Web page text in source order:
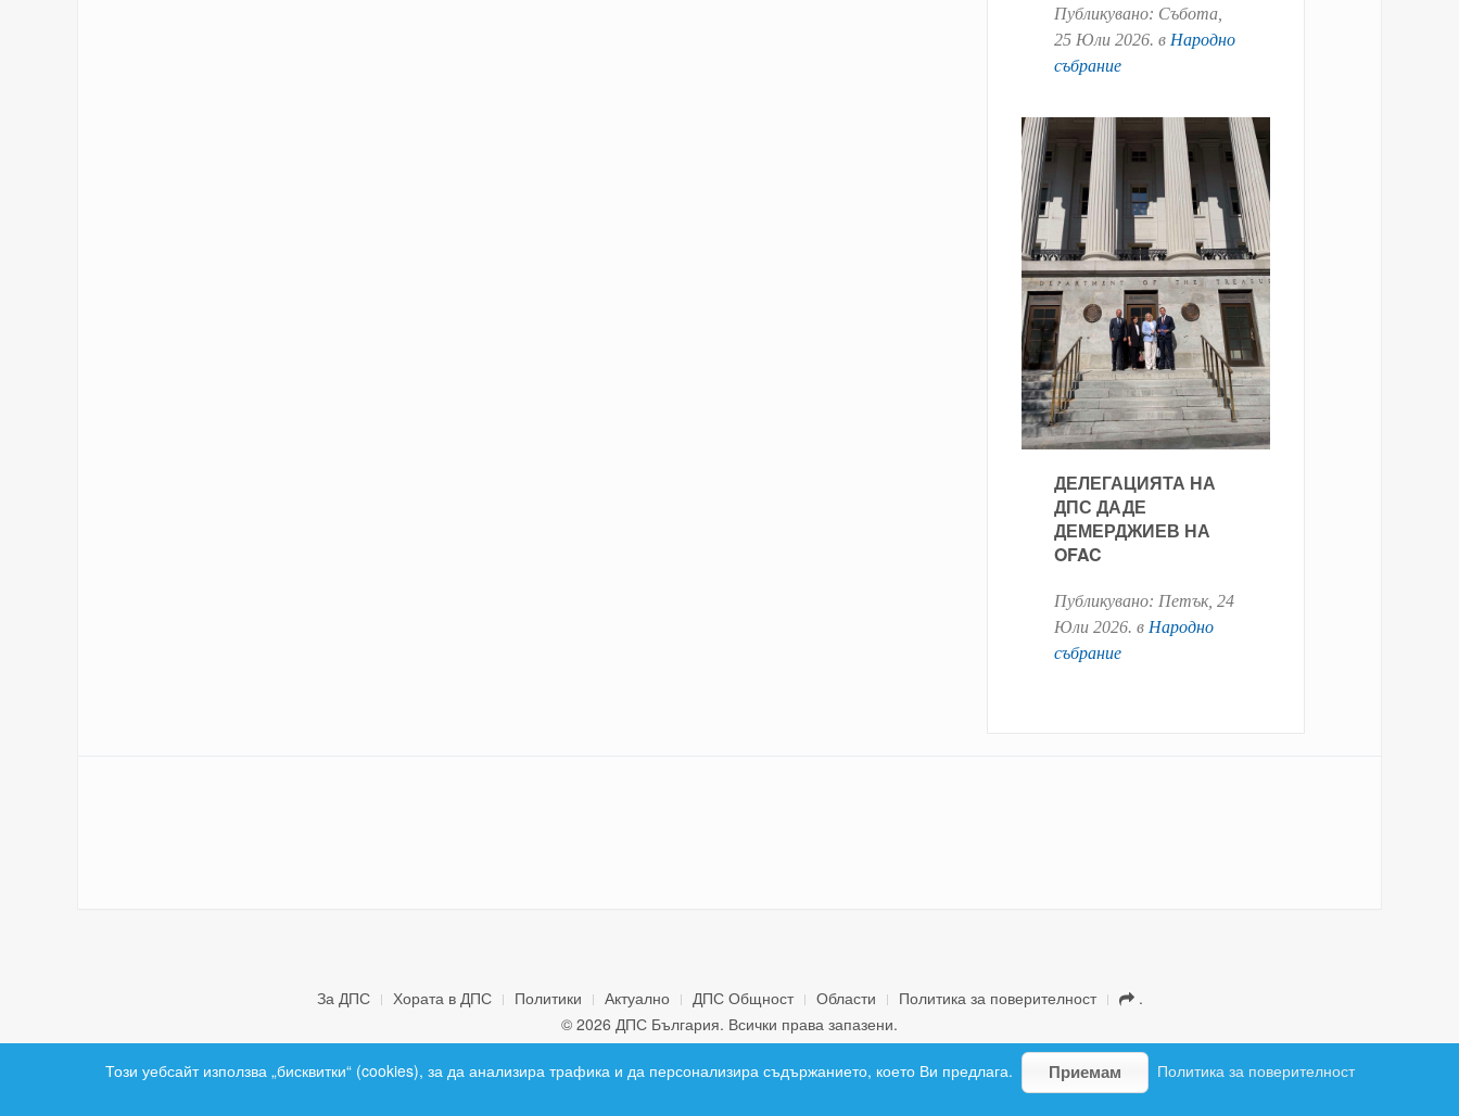
Публикувано: Събота,
25 Юли 2026. в Народно
събрание
ДЕЛЕГАЦИЯТА НА
ДПС ДАДЕ
ДЕМЕРДЖИЕВ НА
OFAC
Публикувано: Петък, 24
Юли 2026. в Народно
събрание
За ДПС Хората в ДПС Политики Актуално ДПС Общност Области Политика за поверителност
.
© 2026 ДПС България. Всички права запазени.
Този уебсайт използва „бисквитки“ (cookies), за да анализира трафика и да персонализира съдържанието, което Ви предлага. Приемам Политика за поверителност